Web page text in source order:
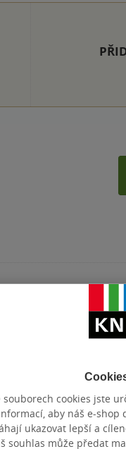
souborech cookies jste
aby náš e-shop
ukazovat lepší a
souhlas může předat